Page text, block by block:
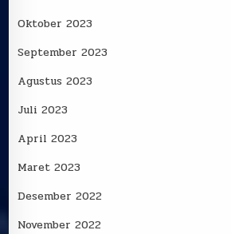
Oktober 2023
September 2023
Agustus 2023
Juli 2023
April 2023
Maret 2023
Desember 2022
November 2022